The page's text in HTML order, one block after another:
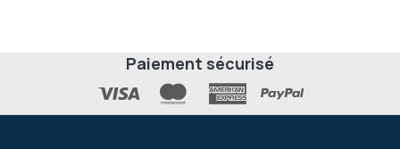
Paiement sécurisé